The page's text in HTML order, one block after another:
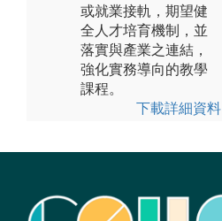
或就業接軌，期望健
全人才培育機制，並
落實與產業之連結，
強化實務導向的教學
課程。
下載詳細資料